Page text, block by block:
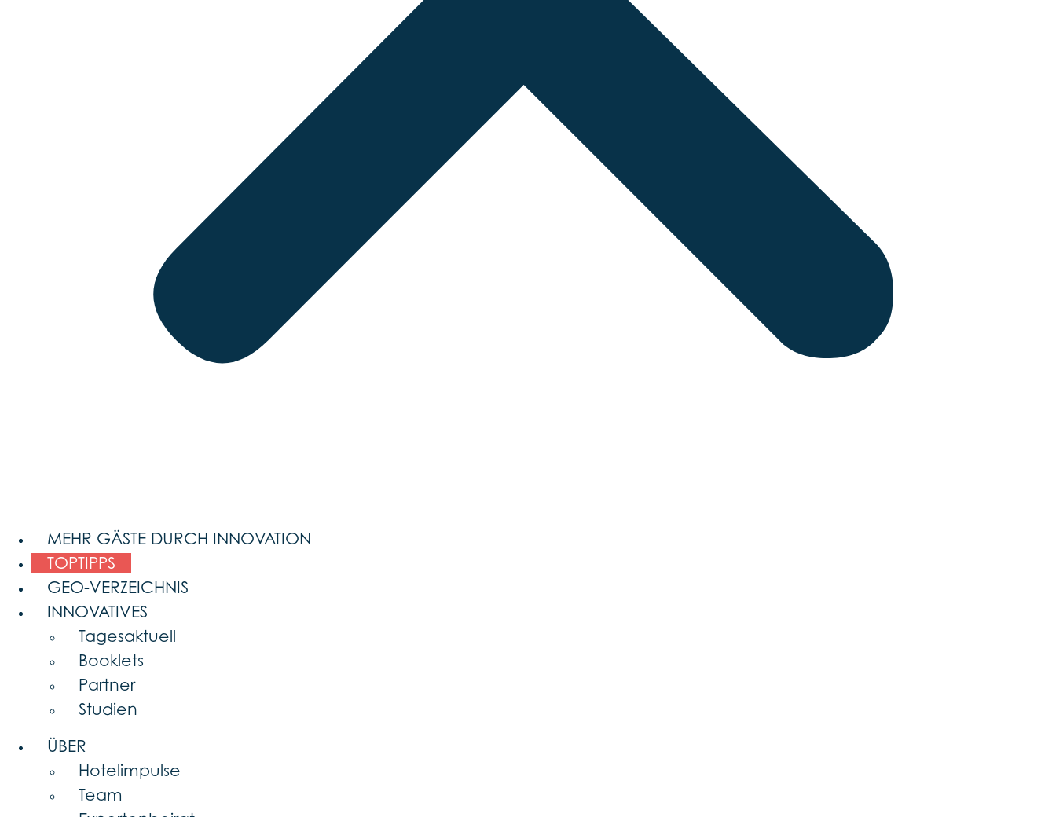
MEHR GÄSTE DURCH INNOVATION
TOPTIPPS
GEO-VERZEICHNIS
INNOVATIVES
Tagesaktuell
Booklets
Partner
Studien
ÜBER
Hotelimpulse
Team